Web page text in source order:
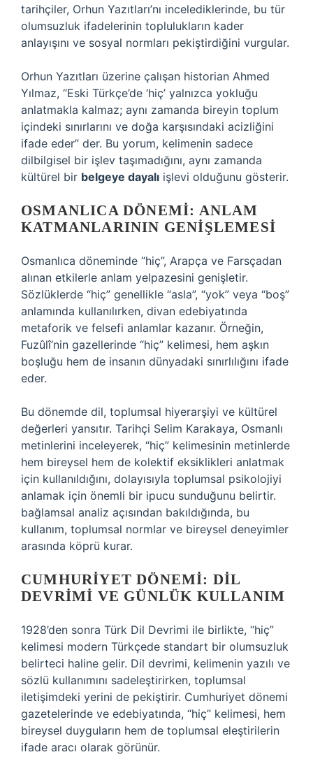
tarihçiler, Orhun Yazıtları’nı incelediklerinde, bu tür
olumsuzluk ifadelerinin toplulukların kader
anlayışını ve sosyal normları pekiştirdiğini vurgular.
Orhun Yazıtları üzerine çalışan historian Ahmed
Yılmaz, “Eski Türkçe’de ‘hiç’ yalnızca yokluğu
anlatmakla kalmaz; aynı zamanda bireyin toplum
içindeki sınırlarını ve doğa karşısındaki acizliğini
ifade eder” der. Bu yorum, kelimenin sadece
dilbilgisel bir işlev taşımadığını, aynı zamanda
kültürel bir belgeye dayalı işlevi olduğunu gösterir.
OSMANLICA DÖNEMI: ANLAM
KATMANLARININ GENIŞLEMESI
Osmanlıca döneminde “hiç”, Arapça ve Farsçadan
alınan etkilerle anlam yelpazesini genişletir.
Sözlüklerde “hiç” genellikle “asla”, “yok” veya “boş”
anlamında kullanılırken, divan edebiyatında
metaforik ve felsefi anlamlar kazanır. Örneğin,
Fuzûlî’nin gazellerinde “hiç” kelimesi, hem aşkın
boşluğu hem de insanın dünyadaki sınırlılığını ifade
eder.
Bu dönemde dil, toplumsal hiyerarşiyi ve kültürel
değerleri yansıtır. Tarihçi Selim Karakaya, Osmanlı
metinlerini inceleyerek, “hiç” kelimesinin metinlerde
hem bireysel hem de kolektif eksiklikleri anlatmak
için kullanıldığını, dolayısıyla toplumsal psikolojiyi
anlamak için önemli bir ipucu sunduğunu belirtir.
bağlamsal analiz açısından bakıldığında, bu
kullanım, toplumsal normlar ve bireysel deneyimler
arasında köprü kurar.
CUMHURIYET DÖNEMI: DIL
DEVRIMI VE GÜNLÜK KULLANIM
1928’den sonra Türk Dil Devrimi ile birlikte, “hiç”
kelimesi modern Türkçede standart bir olumsuzluk
belirteci haline gelir. Dil devrimi, kelimenin yazılı ve
sözlü kullanımını sadeleştirirken, toplumsal
iletişimdeki yerini de pekiştirir. Cumhuriyet dönemi
gazetelerinde ve edebiyatında, “hiç” kelimesi, hem
bireysel duyguların hem de toplumsal eleştirilerin
ifade aracı olarak görünür.